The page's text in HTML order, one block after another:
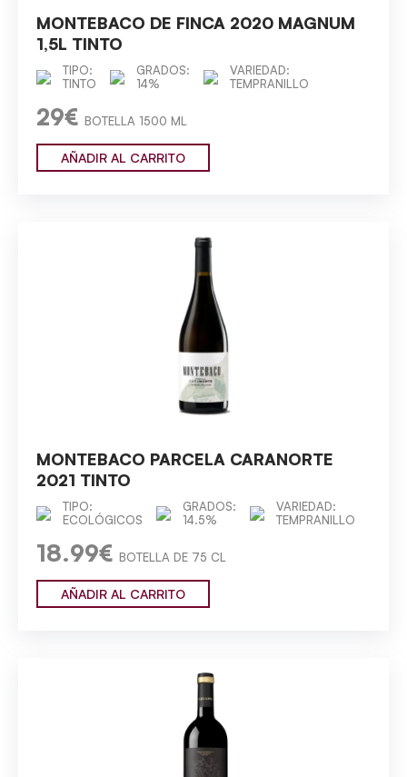
MONTEBACO DE FINCA 2020 MAGNUM
1,5L TINTO
TIPO:
TINTO
GRADOS:
14%
VARIEDAD:
TEMPRANILLO
29€ BOTELLA 1500 ML
AÑADIR AL CARRITO
MONTEBACO PARCELA CARANORTE
2021 TINTO
TIPO:
ECOLÓGICOS
GRADOS:
14.5%
VARIEDAD:
TEMPRANILLO
18.99€ BOTELLA DE 75 CL
AÑADIR AL CARRITO